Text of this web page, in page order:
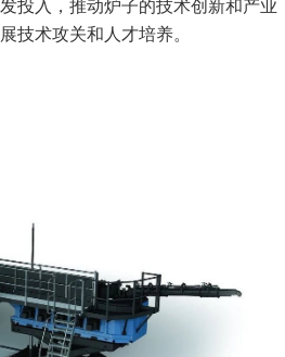
投入，推动炉子的技术创新和产业
技术攻关和人才培养。